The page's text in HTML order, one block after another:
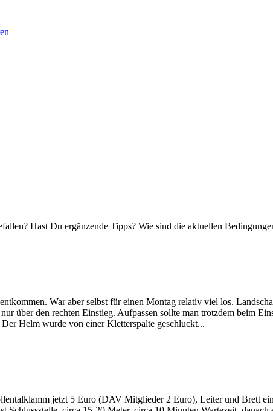
Hast Du ergänzende Tipps? Wie sind die aktuellen
War aber selbst für einen Montag relativ viel los.
über den rechten Einstieg. Aufpassen sollte man trotzdem beim
Helm wurde von einer Kletterspalte geschluckt...
jetzt 5 Euro (DAV Mitglieder 2 Euro), Leiter und Brett